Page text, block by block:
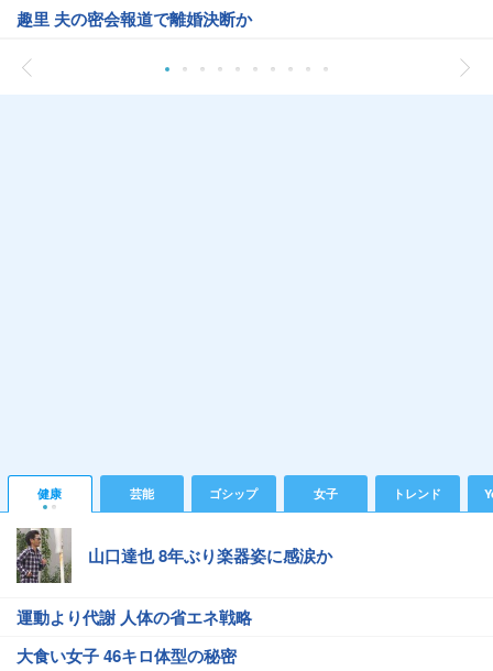
趣里 夫の密会報道で離婚決断か
健康 芸能 ゴシップ 女子 トレンド
山口達也 8年ぶり楽器姿に感涙か
運動より代謝 人体の省エネ戦略
大食い女子 46キロ体型の秘密